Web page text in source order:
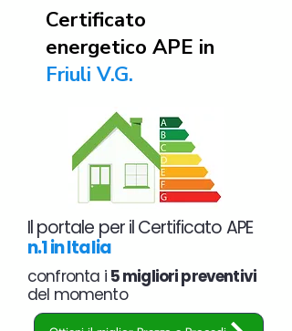
Certificato
energetico APE in
Friuli V.G.
Il portale per il Certificato APE
n.1 in Italia
confronta i 5 migliori preventivi
del momento